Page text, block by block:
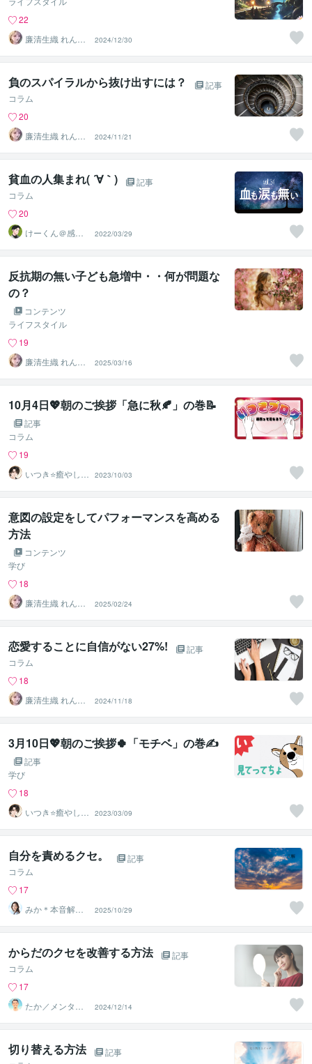
22
廉清生織 れんせ
い さき
2024/12/30
負のスパイラルから抜け出すには？
記事
コラム
20
廉清生織 れんせ
い さき
2024/11/21
貧血の人集まれ( ´∀｀)
記事
コラム
20
けーくん＠感情
に寄り添う傾聴
人「K」
2022/03/29
反抗期の無い子ども急増中・・何が問題な
の？
コンテンツ
ライフスタイル
19
廉清生織 れんせ
い さき
2025/03/16
10月4日💖朝のご挨拶「急に秋🍂」の巻📝
記事
コラム
19
いつき⭐️癒やし声
のお話相手
2023/10/03
意図の設定をしてパフォーマンスを高める
方法
コンテンツ
学び
18
廉清生織 れんせ
い さき
2025/02/24
恋愛することに自信がない27%!
記事
コラム
18
廉清生織 れんせ
い さき
2024/11/18
3月10日💖朝のご挨拶🍀「モチベ」の巻✍️
記事
学び
18
いつき⭐️癒やし声
のお話相手
2023/03/09
自分を責めるクセ。
記事
コラム
17
みか＊本音解放
サポーター
2025/10/29
からだのクセを改善する方法
記事
コラム
17
たか／メンタル
パートナー
2024/12/14
切り替える方法
記事